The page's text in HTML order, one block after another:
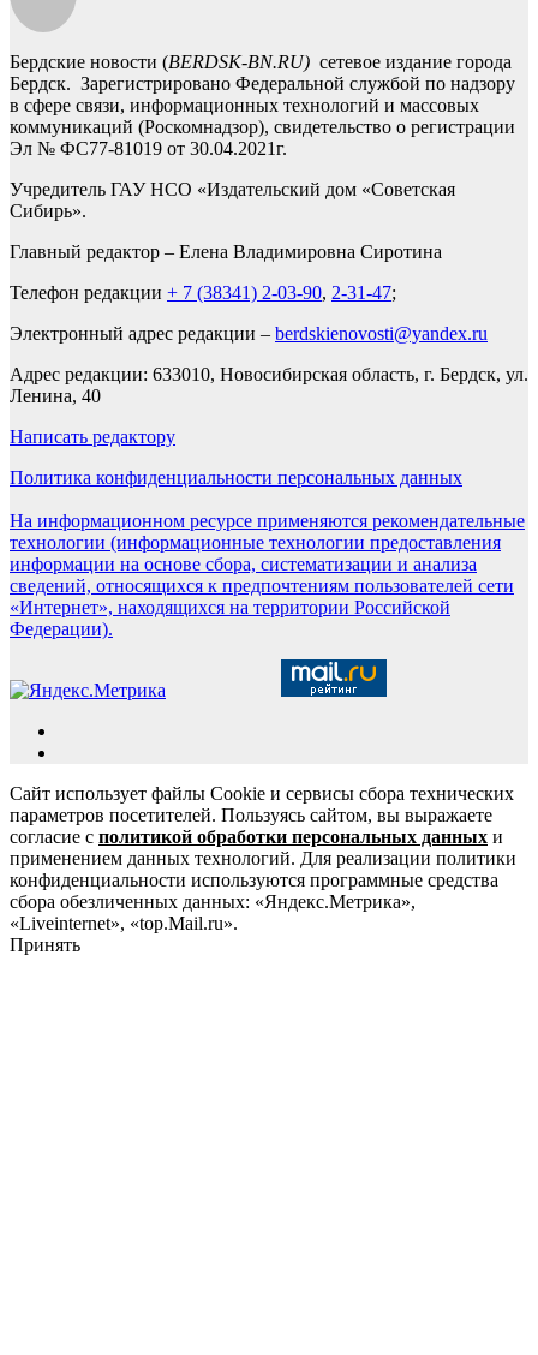
Бердские новости (BERDSK-BN.RU) сетевое издание города
Бердск. Зарегистрировано Федеральной службой по надзору
в сфере связи, информационных технологий и массовых
коммуникаций (Роскомнадзор), свидетельство о регистрации
Эл № ФС77-81019 от 30.04.2021г.
Учредитель ГАУ НСО «Издательский дом «Советская
Сибирь».
Главный редактор – Елена Владимировна Сиротина
Телефон редакции + 7 (38341) 2-03-90, 2-31-47;
Электронный адрес редакции – berdskienovosti@yandex.ru
Адрес редакции: 633010, Новосибирская область, г. Бердск, ул.
Ленина, 40
Написать редактору
Политика конфиденциальности персональных данных
На информационном ресурсе применяются рекомендательные
технологии (информационные технологии предоставления
информации на основе сбора, систематизации и анализа
сведений, относящихся к предпочтениям пользователей сети
«Интернет», находящихся на территории Российской
Федерации).
Сайт использует файлы Cookie и сервисы сбора технических
параметров посетителей. Пользуясь сайтом, вы выражаете
согласие с политикой обработки персональных данных и
применением данных технологий. Для реализации политики
конфиденциальности используются программные средства
сбора обезличенных данных: «Яндекс.Метрика»,
«Liveinternet», «top.Mail.ru».
Принять